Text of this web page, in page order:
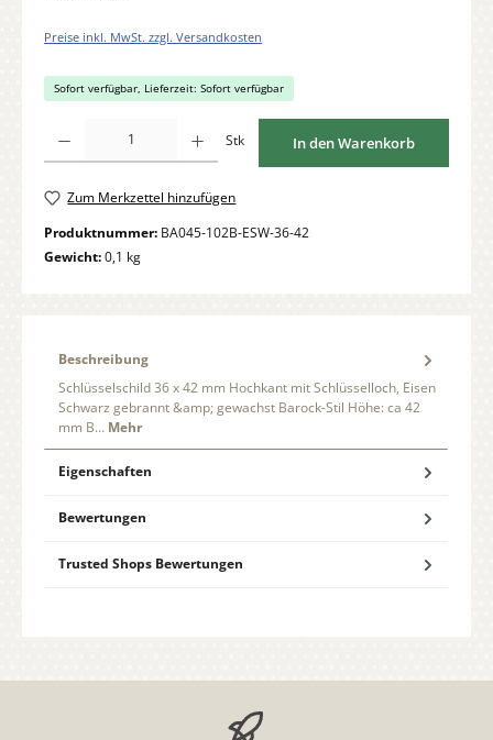
Preise inkl. MwSt. zzgl. Versandkosten
Sofort verfügbar, Lieferzeit: Sofort verfügbar
Stk In den Warenkorb
Zum Merkzettel hinzufügen
Produktnummer: BA045-102B-ESW-36-42
Gewicht:0,1 kg
Beschreibung
Schlüsselschild 36 x 42 mm Hochkant mit Schlüsselloch, Eisen
Schwarz gebrannt &amp; gewachst Barock-Stil Höhe: ca 42
mm B… Mehr
Eigenschaften
Bewertungen
Trusted Shops Bewertungen